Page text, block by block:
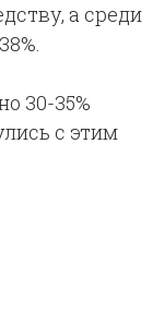
а среди
30-35%
с этим